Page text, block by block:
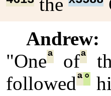
Andrew:
"Oneª ofª
followedª°